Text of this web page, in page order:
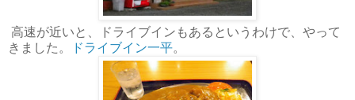
高速が近いと、ドライブインもあるというわけで、やって
きました。
ドライブイン一平。